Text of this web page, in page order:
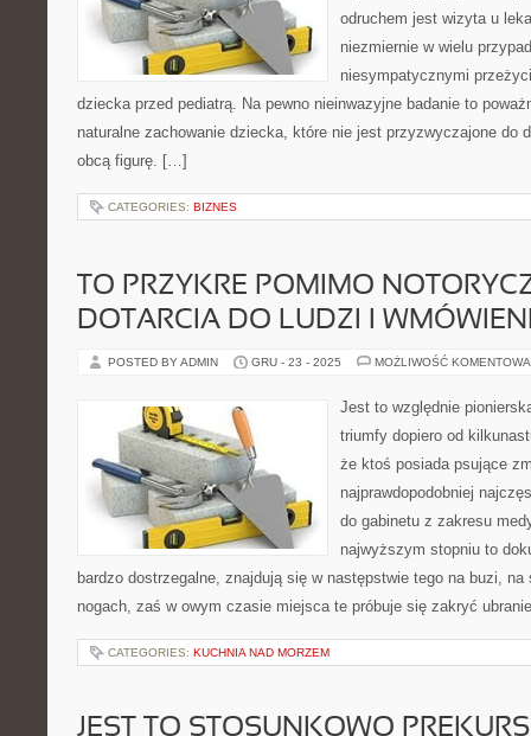
odruchem jest wizyta u
niezmiernie w wielu
niesympatycznymi
dziecka przed pediatrą. Na pewno nieinwazyjne badanie to
naturalne zachowanie dziecka, które nie jest przyzwyczajone do
obcą figurę. […]
CATEGORIES: BIZNES
TO PRZYKRE POMIMO
DOTARCIA DO LUDZI I
POSTED BY ADMIN GRU - 23 - 2025 MOŻLIWOŚĆ
Jest to względnie
triumfy dopiero od
że ktoś posiada psujące
najprawdopodobniej
do gabinetu z zakresu
najwyższym stopniu to
bardzo dostrzegalne, znajdują się w następstwie tego na buzi,
nogach, zaś w owym czasie miejsca te próbuje się zakryć
CATEGORIES: KUCHNIA NAD MORZEM
JEST TO STOSUNKOWO